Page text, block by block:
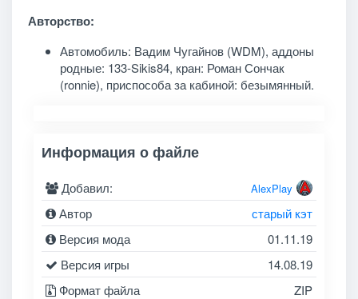
Авторство:
Автомобиль: Вадим Чугайнов (WDM), аддоны
родные: 133-Sikis84, кран: Роман Сончак
(ronnie), приспособа за кабиной: безымянный.
Информация о файле
Добавил: AlexPlay
Автор
старый кэт
Версия мода
01.11.19
Версия игры
14.08.19
Формат файла
ZIP